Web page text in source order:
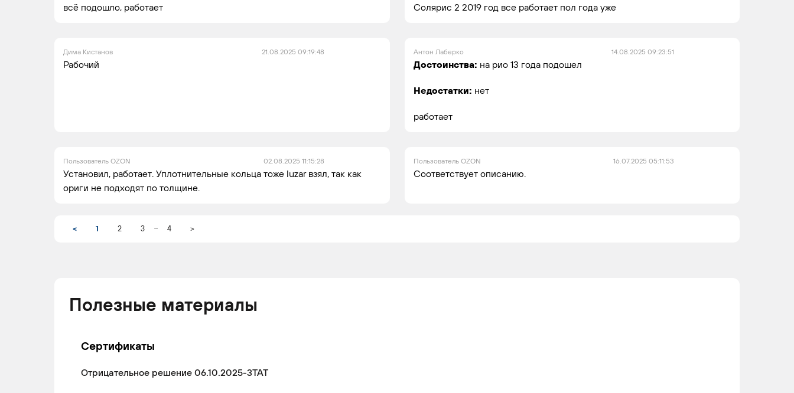
всё подошло, работает Солярис 2 2019 год все работает пол года уже
Дима Кистанов 21.08.2025 09:19:48
Рабочий
Антон Лаберко 14.08.2025 09:23:51
Достоинства: на рио 13 года подошел
Недостатки: нет
работает
Пользователь OZON 02.08.2025 11:15:28
Установил, работает. Уплотнительные кольца тоже luzar взял, так как
ориги не подходят по толщине.
Пользователь OZON 16.07.2025 05:11:53
Соответствует описанию.
< 1 2 3 4 >
Полезные материалы
Сертификаты
Отрицательное решение 06.10.2025-3ТАТ